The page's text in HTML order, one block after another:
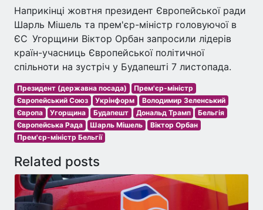
Наприкінці жовтня президент Європейської ради
Шарль Мішель та прем'єр-міністр головуючої в
ЄС Угорщини Віктор Орбан запросили лідерів
країн-учасниць Європейської політичної
спільноти на зустріч у Будапешті 7 листопада.
Президент (державна посада)
Прем'єр-міністр
Європейський Союз
Укрінформ
Володимир Зеленський
Європа
Угорщина Будапешт Дональд Трамп
Бельгія
Європейська Рада
Шарль Мішель
Віктор Орбан
Прем'єр-міністр Бельгії
Related posts